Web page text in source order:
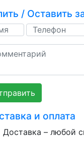
/ Оставить
и оплата
Доставка – любой